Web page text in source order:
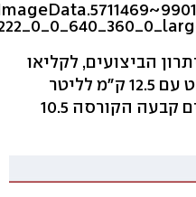
הביצועים, לקליאו
צריכת דלק טובה וזהה לסיאט עם 12.5 ק"מ לליטר
בממוצע במבחן. באותם תנאים קבעה הקורסה 10.5